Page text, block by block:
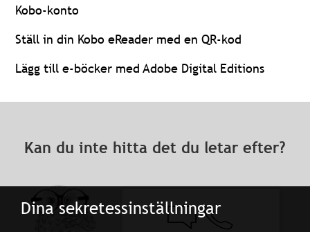
Dina sekretessinställningar
Kobo-konto
Ställ in din Kobo eReader med en QR-kod
Lägg till e-böcker med Adobe Digital Editions
Kan du inte hitta det du letar efter?